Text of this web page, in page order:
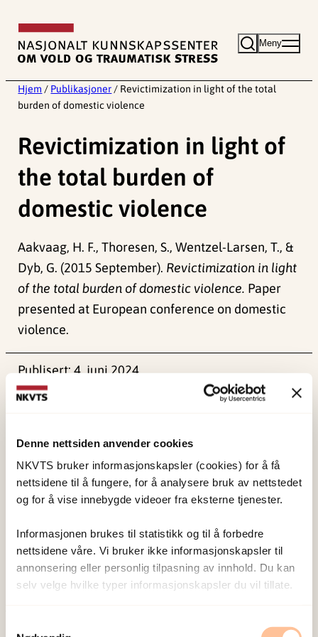
Denne nettsiden anvender cookies
NKVTS bruker informasjonskapsler (cookies) for å få
nettsidene til å fungere, for å analysere bruk av nettstedet
og for å vise innebygde videoer fra eksterne tjenester.
Informasjonen brukes til statistikk og til å forbedre
nettsidene våre. Vi bruker ikke informasjonskapsler til
annonsering eller personlig tilpasning av innhold. Du kan
selv velge hvilke typer informasjonskapsler du vil tillate.
innhold
Meny
Hjem / Publikasjoner / Revictimization in light of the total
burden of domestic violence
Revictimization in light of
the total burden of
domestic violence
Aakvaag, H. F., Thoresen, S., Wentzel-Larsen, T., &
Dyb, G. (2015 September). Revictimization in light
of the total burden of domestic violence. Paper
presented at European conference on domestic
violence.
Publisert:4. juni 2024
Sist redigert:
NKVTS utvikler og sprer kunnskap og kompetanse
til å forebygge og redusere de helsemessige og
sosiale konsekvensene som vold og traumatisk
stress kan medføre.